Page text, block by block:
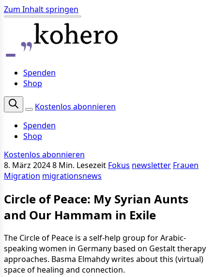
Zum Inhalt springen
Spenden
Shop
Kostenlos abonnieren
Spenden
Shop
Kostenlos abonnieren
8. März 20248 Min. Lesezeit Fokus newsletter Frauen
Migration migrationsnews
Circle of Peace: My Syrian Aunts
and Our Hammam in Exile
The Circle of Peace is a self-help group for Arabic-
speaking women in Germany based on Gestalt therapy
approaches. Basma Elmahdy writes about this (virtual)
space of healing and connection.